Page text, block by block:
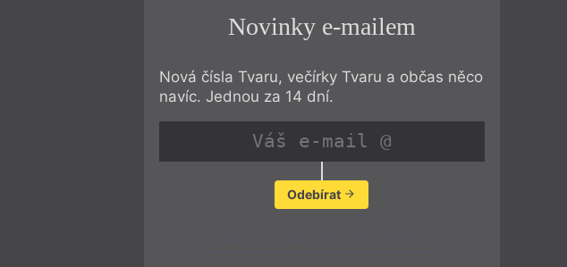
Novinky e-mailem
Nová čísla Tvaru, večírky Tvaru a občas něco
navíc. Jednou za 14 dní.
Odebírat